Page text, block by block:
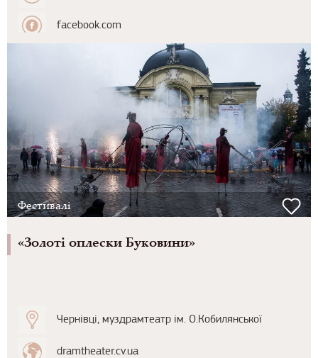
facebook.com
Фестивалі
«Золоті оплески Буковини»
Чернівці, муздрамтеатр ім. О.Кобилянської
dramtheater.cv.ua